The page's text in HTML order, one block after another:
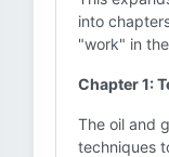
into
"work" in
Chapter 1:
The oil and
techniques